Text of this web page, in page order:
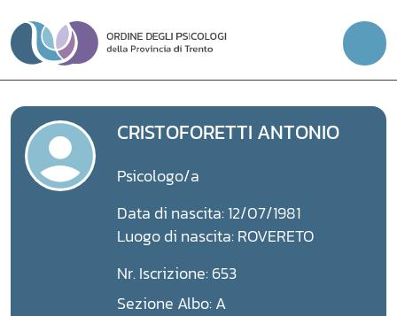
Vai
CRISTOFORETTI ANTONIO
Psicologo/a
Data di nascita: 12/07/1981
Luogo di nascita: ROVERETO
Nr. Iscrizione: 653
Sezione Albo: A